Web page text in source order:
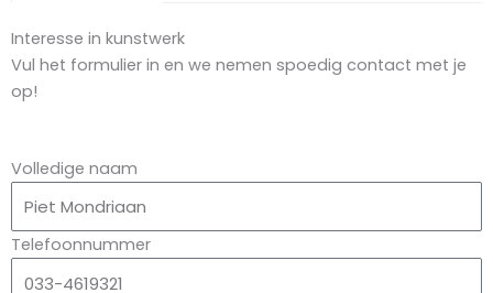
Interesse in kunstwerk
Vul het formulier in en we nemen spoedig contact met je
op!
Volledige naam
Telefoonnummer